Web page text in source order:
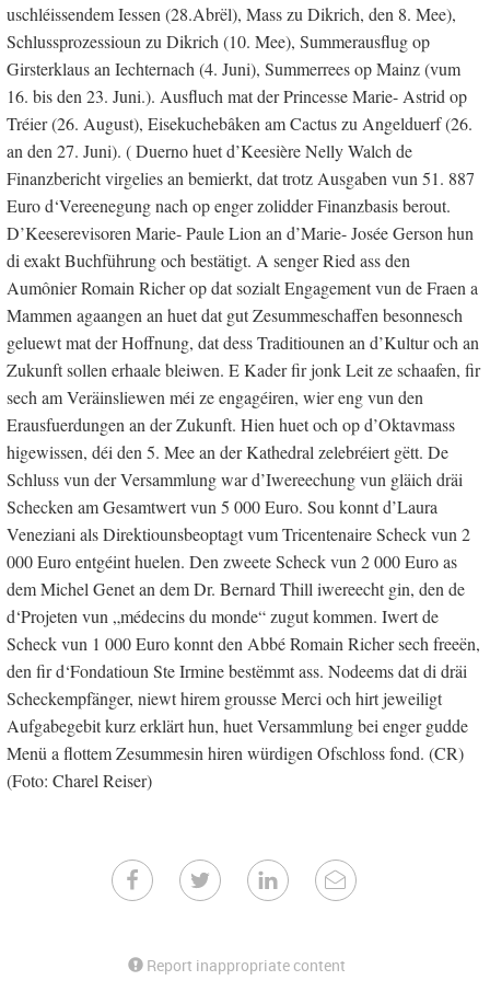
uschléissendem Iessen (28.Abrël), Mass zu Dikrich, den 8. Mee),
Schlussprozessioun zu Dikrich (10. Mee), Summerausflug op
Girsterklaus an Iechternach (4. Juni), Summerrees op Mainz (vum
16. bis den 23. Juni.). Ausfluch mat der Princesse Marie- Astrid op
Tréier (26. August), Eisekuchebâken am Cactus zu Angelduerf (26.
an den 27. Juni). ( Duerno huet d’Keesière Nelly Walch de
Finanzbericht virgelies an bemierkt, dat trotz Ausgaben vun 51. 887
Euro d‘Vereenegung nach op enger zolidder Finanzbasis berout.
D’Keeserevisoren Marie- Paule Lion an d’Marie- Josée Gerson hun
di exakt Buchführung och bestätigt. A senger Ried ass den
Aumônier Romain Richer op dat sozialt Engagement vun de Fraen a
Mammen agaangen an huet dat gut Zesummeschaffen besonnesch
geluewt mat der Hoffnung, dat dess Traditiounen an d’Kultur och an
Zukunft sollen erhaale bleiwen. E Kader fir jonk Leit ze schaafen, fir
sech am Veräinsliewen méi ze engagéiren, wier eng vun den
Erausfuerdungen an der Zukunft. Hien huet och op d’Oktavmass
higewissen, déi den 5. Mee an der Kathedral zelebréiert gëtt. De
Schluss vun der Versammlung war d’Iwereechung vun gläich dräi
Schecken am Gesamtwert vun 5 000 Euro. Sou konnt d’Laura
Veneziani als Direktiounsbeoptagt vum Tricentenaire Scheck vun 2
000 Euro entgéint huelen. Den zweete Scheck vun 2 000 Euro as
dem Michel Genet an dem Dr. Bernard Thill iwereecht gin, den de
d‘Projeten vun „médecins du monde“ zugut kommen. Iwert de
Scheck vun 1 000 Euro konnt den Abbé Romain Richer sech freeën,
den fir d‘Fondatioun Ste Irmine bestëmmt ass. Nodeems dat di dräi
Scheckempfänger, niewt hirem grousse Merci och hirt jeweiligt
Aufgabegebit kurz erklärt hun, huet Versammlung bei enger gudde
Menü a flottem Zesummesin hiren würdigen Ofschloss fond. (CR)
(Foto: Charel Reiser)
Report inappropriate content